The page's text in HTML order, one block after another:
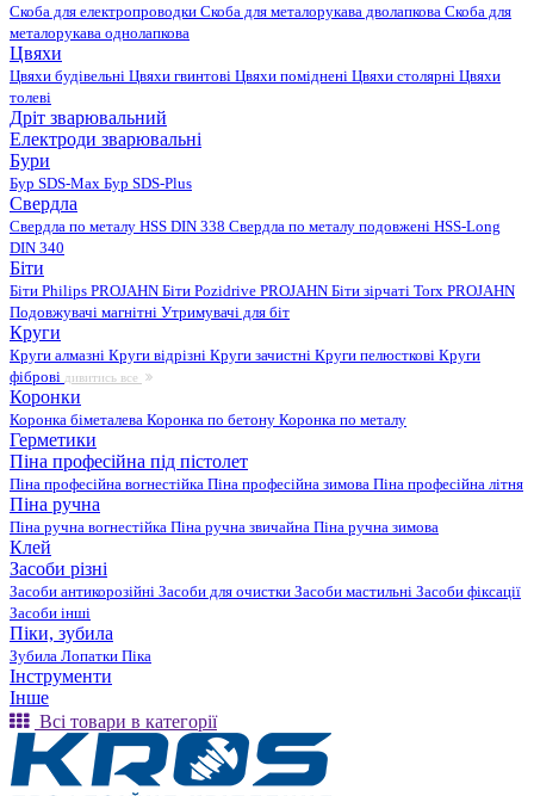
Скоба для електропроводки Скоба для металорукава дволапкова Скоба для
металорукава однолапкова
Цвяхи
Цвяхи будівельні Цвяхи гвинтові Цвяхи поміднені Цвяхи столярні Цвяхи
толеві
Дріт зварювальний
Електроди зварювальні
Бури
Бур SDS-Max Бур SDS-Plus
Свердла
Свердла по металу HSS DIN 338 Свердла по металу подовжені HSS-Long
DIN 340
Біти
Біти Philips PROJAHN Біти Pozidrive PROJAHN Біти зірчаті Torx PROJAHN
Подовжувачі магнітні Утримувачі для біт
Круги
Круги алмазні Круги відрізні Круги зачистні Круги пелюсткові Круги
фіброві дивитись все
Коронки
Коронка біметалева Коронка по бетону Коронка по металу
Герметики
Піна професійна під пістолет
Піна професійна вогнестійка Піна професійна зимова Піна професійна літня
Піна ручна
Піна ручна вогнестійка Піна ручна звичайна Піна ручна зимова
Клей
Засоби різні
Засоби антикорозійні Засоби для очистки Засоби мастильні Засоби фіксації
Засоби інші
Піки, зубила
Зубила Лопатки Піка
Інструменти
Інше
Всі товари в категорії